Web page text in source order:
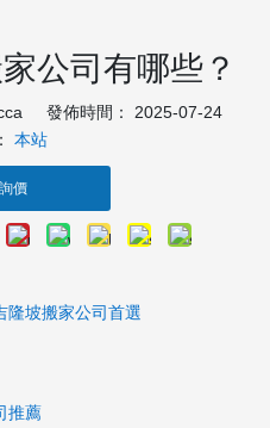
公司有哪些？
發佈時間： 2025-07-24
本站
詢價
坡搬家公司首選
推薦